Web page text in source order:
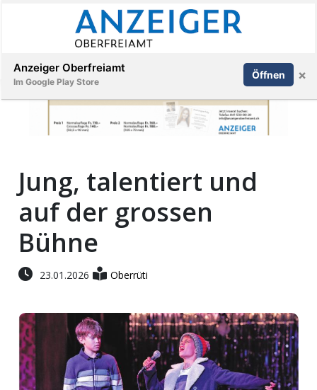
Veranstaltungen
Stellen
Paper
App
Abonnieren Anmelden
Jung, talentiert und
auf der grossen
Bühne
23.01.2026 Oberrüti
Anzeiger Oberfreiamt
Im Google Play Store
Öffnen ×